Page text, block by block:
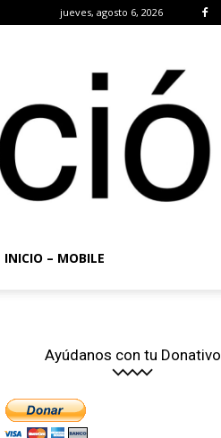
jueves, agosto 6, 2026
INICIO – MOBILE
Ayúdanos con tu Donativo